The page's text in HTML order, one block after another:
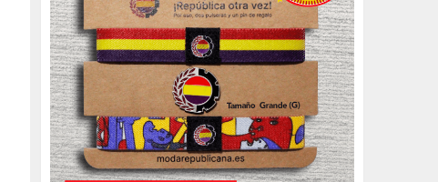
Actualidad
(2319)
monarquía
(2253)
borbones
(2176)
Cultura
(2163)
Guerra
(1674)